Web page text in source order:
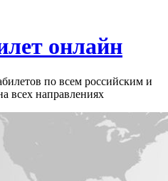
онлайн
по всем российским и
всех направлениях